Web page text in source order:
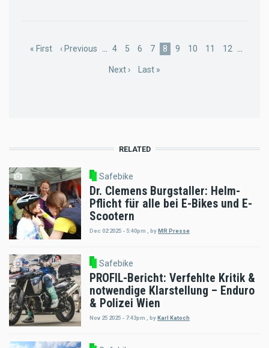
First
« First
Previous
‹ Previous … Page
4 Page
5 Page
6 Page
7
Current
8 Page
9 Page
10 Page
11 Page
12 …
Next
Next ›
Last
Last »
RELATED
Safebike
Dr. Clemens Burgstaller: Helm-
Pflicht für alle bei E-Bikes und E-
Scootern
Dec 02 2025 - 5:40pm , byMR Presse
Safebike
PROFIL-Bericht: Verfehlte Kritik &
notwendige Klarstellung – Enduro
& Polizei Wien
Nov 25 2025 - 7:43pm byKarl Katoch